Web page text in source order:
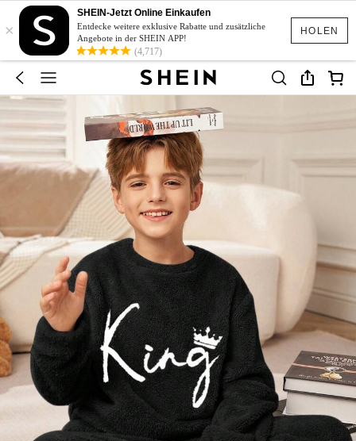
HOLEN
×
SHEIN-Jetzt Online Einkaufen
Entdecke weitere exklusive Rabatte und zusätzliche
Angebote in der SHEIN APP!
(4,717)